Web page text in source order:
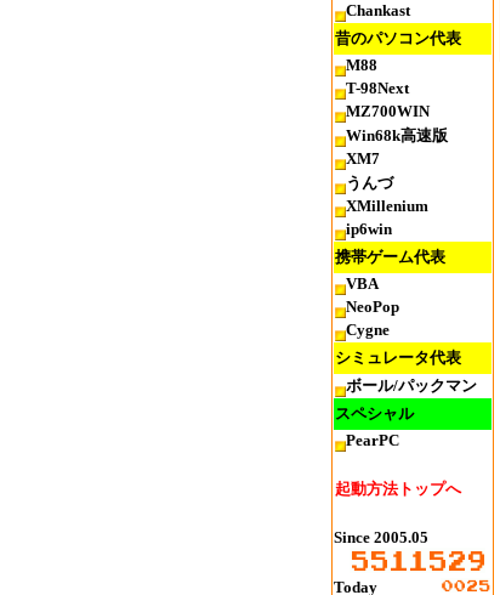
Chankast
昔のパソコン代表
M88
T-98Next
MZ700WIN
Win68k高速版
XM7
うんづ
XMillenium
ip6win
携帯ゲーム代表
VBA
NeoPop
Cygne
シミュレータ代表
ボール/パックマン
スペシャル
PearPC
起動方法トップへ
Since 2005.05
Today